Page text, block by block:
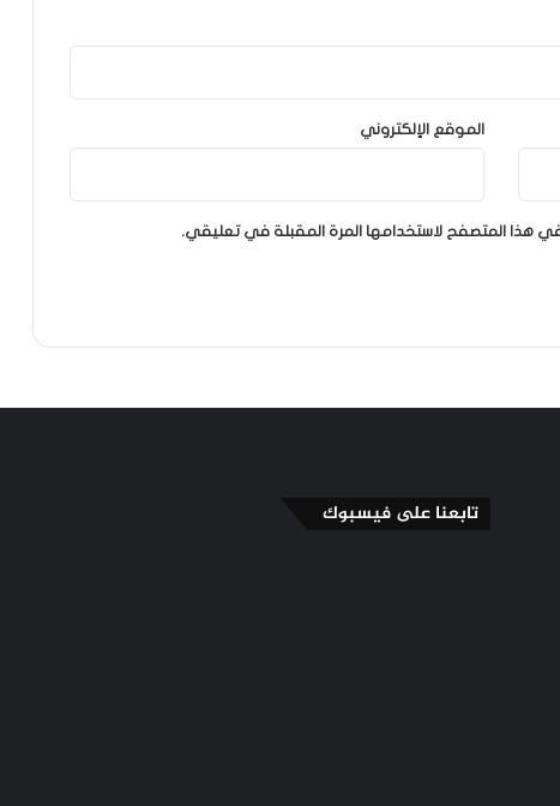
الموقع الإلكتروني
هذا المتصفح لاستخدامها المرة المقبلة في تعليقي.
تابعنا على فيسبوك